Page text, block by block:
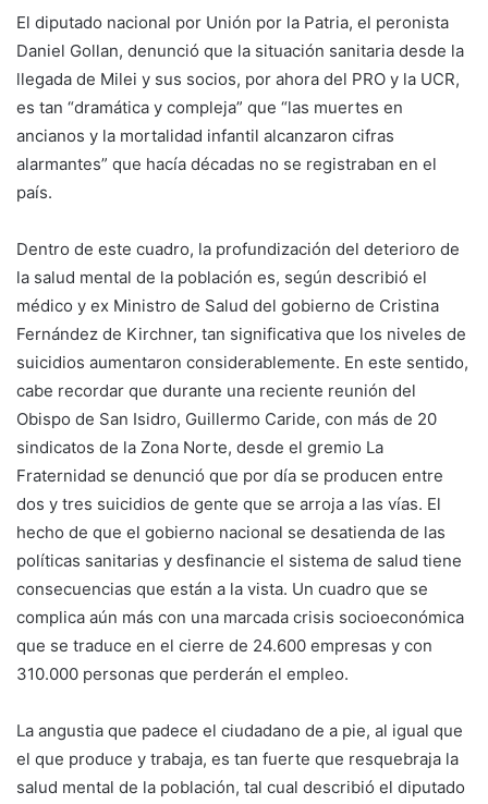
El diputado nacional por Unión por la Patria, el peronista
Daniel Gollan, denunció que la situación sanitaria desde la
llegada de Milei y sus socios, por ahora del PRO y la UCR,
es tan “dramática y compleja” que “las muertes en
ancianos y la mortalidad infantil alcanzaron cifras
alarmantes” que hacía décadas no se registraban en el
país.
Dentro de este cuadro, la profundización del deterioro de
la salud mental de la población es, según describió el
médico y ex Ministro de Salud del gobierno de Cristina
Fernández de Kirchner, tan significativa que los niveles de
suicidios aumentaron considerablemente. En este sentido,
cabe recordar que durante una reciente reunión del
Obispo de San Isidro, Guillermo Caride, con más de 20
sindicatos de la Zona Norte, desde el gremio La
Fraternidad se denunció que por día se producen entre
dos y tres suicidios de gente que se arroja a las vías. El
hecho de que el gobierno nacional se desatienda de las
políticas sanitarias y desfinancie el sistema de salud tiene
consecuencias que están a la vista. Un cuadro que se
complica aún más con una marcada crisis socioeconómica
que se traduce en el cierre de 24.600 empresas y con
310.000 personas que perderán el empleo.
La angustia que padece el ciudadano de a pie, al igual que
el que produce y trabaja, es tan fuerte que resquebraja la
salud mental de la población, tal cual describió el diputado